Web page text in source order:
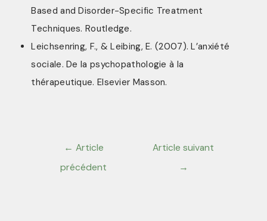
Based and Disorder-Specific Treatment
Techniques. Routledge.
Leichsenring, F., & Leibing, E. (2007). L’anxiété
sociale. De la psychopathologie à la
thérapeutique. Elsevier Masson.
← Article
précédent
Article suivant
→